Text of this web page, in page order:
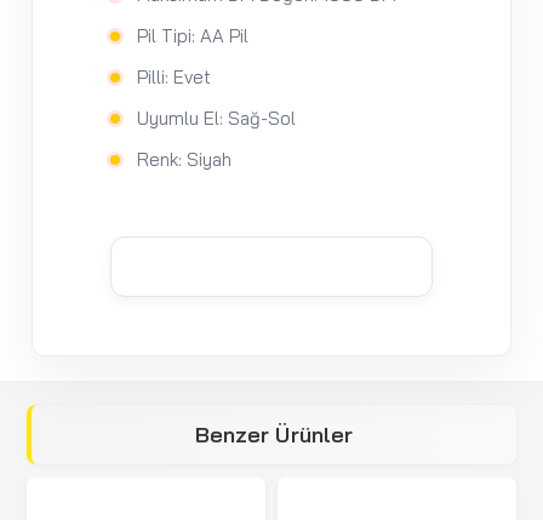
Pil Tipi: AA Pil
Pilli: Evet
Uyumlu El: Sağ-Sol
Renk: Siyah
Benzer Ürünler